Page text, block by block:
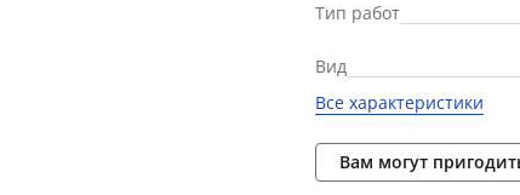
Тип работ
Вид
Все характеристики
Вам могут